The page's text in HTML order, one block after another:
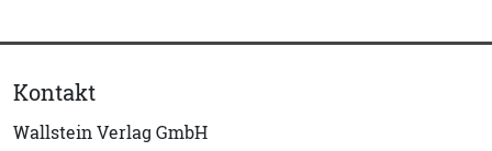
Kontakt
Wallstein Verlag GmbH